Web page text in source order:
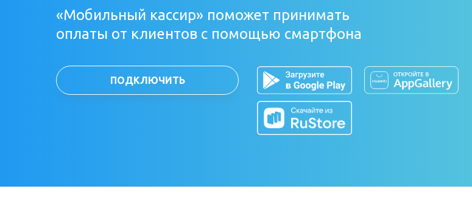
«Мобильный кассир» поможет принимать
оплаты от клиентов с помощью смартфона
ПОДКЛЮЧИТЬ